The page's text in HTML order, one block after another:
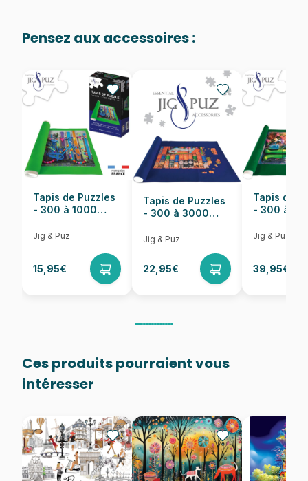
EAN 8699375062359
Nombre de pièces 1000 pièces
Dimensions 68 x 48 cm
Pensez aux accessoires :
Tapis de Puzzles
- 300 à 1000
Jig & Puz
15,95€
Tapis de Puzzles
- 300 à 3000
Jig & Puz
22,95€
Tapis de
- 300 à
Jig & Puz
39,95€
Ces produits pourraient vous
intéresser